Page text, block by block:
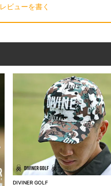
レビューを書く
DIVINER GOLF